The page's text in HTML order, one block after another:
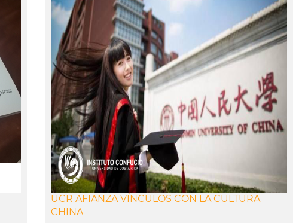
UCR AFIANZA VÍNCULOS CON LA CULTURA
CHINA